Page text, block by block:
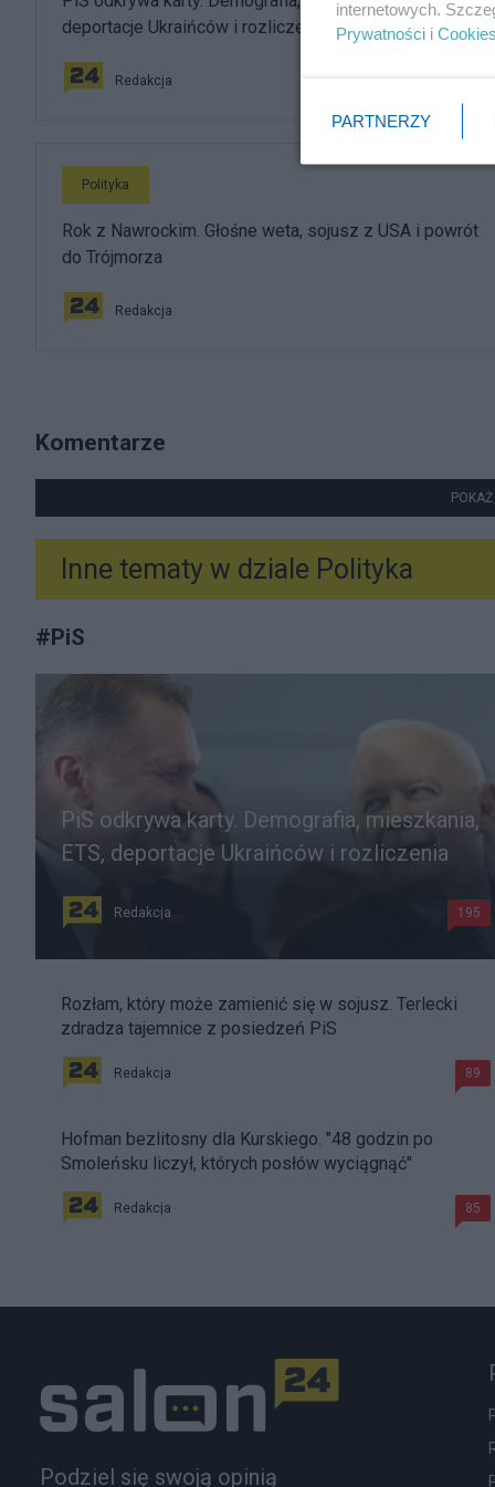
deportacje Ukraińców i rozliczenia
Redakcja
Polityka
Rok z Nawrockim. Głośne weta, sojusz z USA i powrót
do Trójmorza
Redakcja
Komentarze
Inne tematy w dziale Polityka
#PiS
PiS odkrywa karty. Demografia, mieszkania,
ETS, deportacje Ukraińców i rozliczenia
Redakcja 195
Rozłam, który może zamienić się w sojusz. Terlecki
zdradza tajemnice z posiedzeń PiS
Redakcja 89
Hofman bezlitosny dla Kurskiego. "48 godzin po
Smoleńsku liczył, których posłów wyciągnąć"
Redakcja 85
Podziel się swoją opinią
internetowych.
Prywatności i Cookies
PARTNERZY